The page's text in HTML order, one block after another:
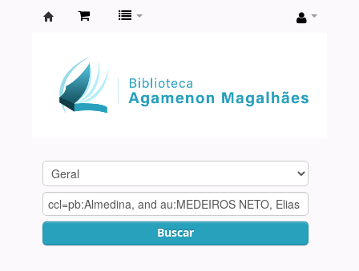
Agamenon
Magalhães
Buscar